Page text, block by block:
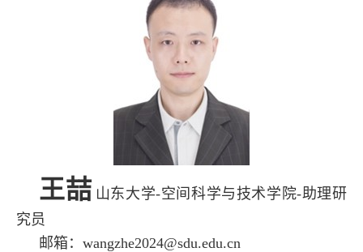
王喆 山东大学-空间科学与技术学院-助理研
究员
邮箱： wangzhe2024@sdu.edu.cn